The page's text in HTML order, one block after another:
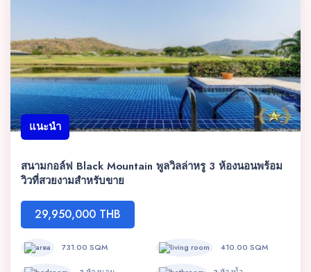
แนะนำ
สนามกอล์ฟ Black Mountain พูลวิลล่าหรู 3 ห้องนอนพร้อม
วิวที่สวยงามสำหรับขาย
29,950,000 THB
731.00 SQM 410.00 SQM